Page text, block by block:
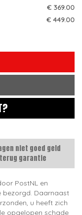
€ 369.00
€ 449.00
niet goed geld
terug garantie
PostNL en
bezorgd. Daarnaast
u heeft zich
opgelopen schade